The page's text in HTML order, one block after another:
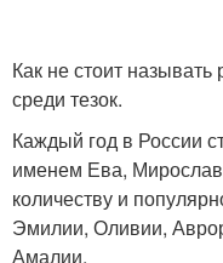
Как не стоит
среди тезок.
Каждый год в России
именем Ева,
количеству и
Эмилии, Оливии,
Амалии.